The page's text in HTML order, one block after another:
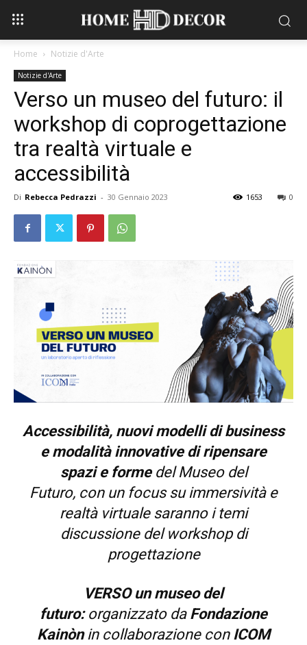
Home Notizie d'Arte
Notizie d'Arte
Verso un museo del futuro: il
workshop di coprogettazione
tra realtà virtuale e
accessibilità
Di Rebecca Pedrazzi - 30 Gennaio 2023 0
1653
Accessibilità, nuovi modelli di business
e modalità innovative di ripensare
spazi e formedel Museo del
Futuro, con un focus su immersività e
realtà virtuale saranno i temi
discussione del workshop di
progettazione
VERSO un museo del
futuro: organizzato da Fondazione
Kainònin collaborazione con ICOM